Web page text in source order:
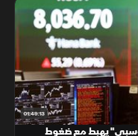
01:49:13
يهبط مع ضغوط